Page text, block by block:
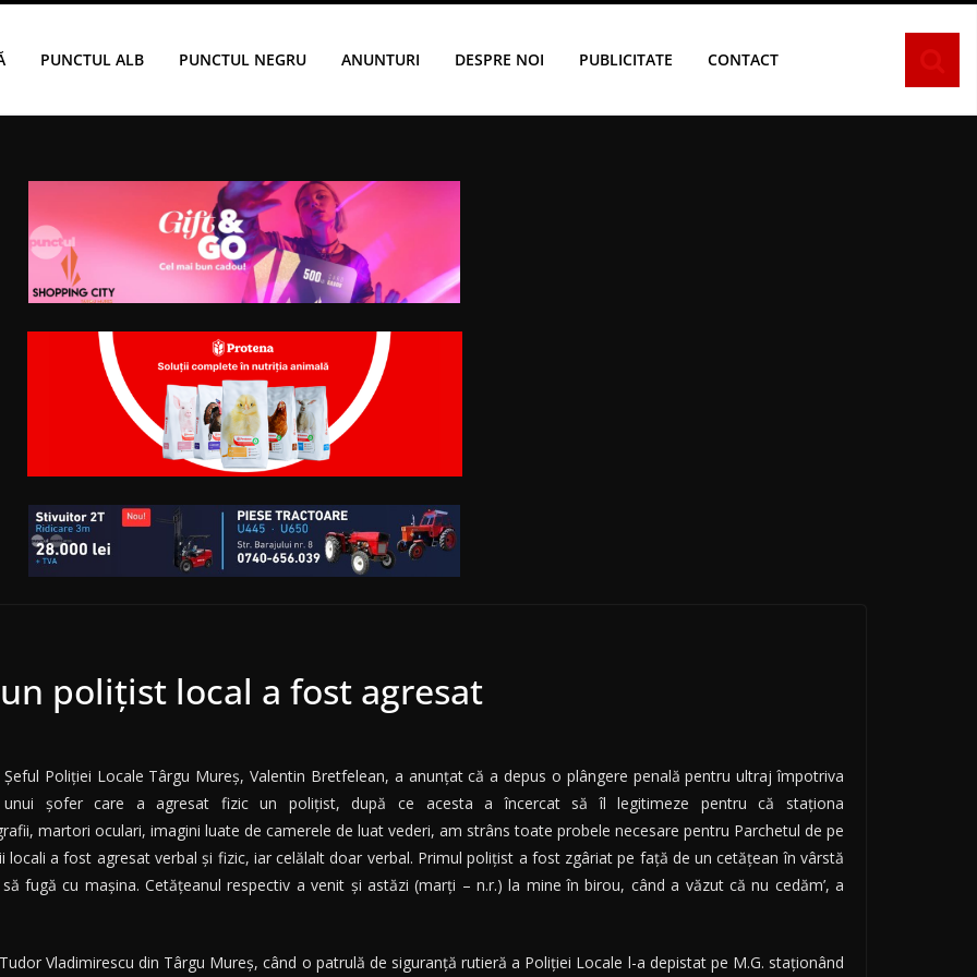
PUNCTUL ALB PUNCTUL NEGRU ANUNTURI DESPRE NOI PUBLICITATE CONTACT
polițist local a fost agresat
Şeful Poliţiei Locale Târgu Mureş, Valentin Bretfelean, a anunţat că a depus o plângere penală pentru ultraj împotriva
unui şofer care a agresat fizic un poliţist, după ce acesta a încercat să îl legitimeze pentru că staţiona
martori oculari, imagini luate de camerele de luat vederi, am strâns toate probele necesare pentru Parchetul de pe
locali a fost agresat verbal şi fizic, iar celălalt doar verbal. Primul poliţist a fost zgâriat pe faţă de un cetăţean în vârstă
fugă cu maşina. Cetăţeanul respectiv a venit şi astăzi (marţi – n.r.) la mine în birou, când a văzut că nu cedăm’, a
Vladimirescu din Târgu Mureş, când o patrulă de siguranţă rutieră a Poliţiei Locale l-a depistat pe M.G. staţionând